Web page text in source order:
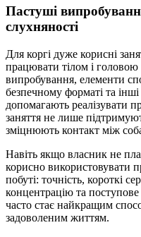
Пастуші
слухняності
Для коргі дуже корисні
працювати тілом і
випробування, елементи
безпечному форматі та
допомагають реалізувати
заняття не лише
зміцнюють контакт між
Навіть якщо власник не
корисно використовувати
побуті: точність, короткі
концентрацію та
часто стає найкращим
задоволеним життям.